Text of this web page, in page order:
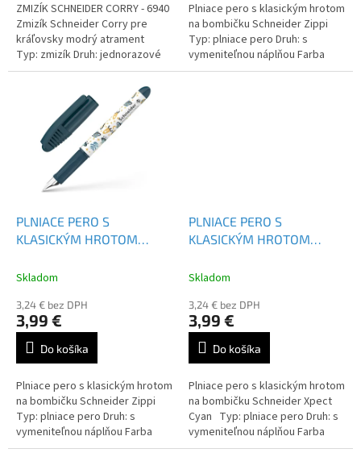
ZMIZÍK SCHNEIDER CORRY - 6940
Zmizík Schneider Corry pre
kráľovsky modrý atrament
Typ: zmizík Druh: jednorazové
Plniace pero s klasickým hrotom
na bombičku Schneider Zippi
Typ: plniace pero Druh: s
vymeniteľnou náplňou Farba
náplne: modrá
PLNIACE PERO S
KLASICKÝM HROTOM
Skladom
3,24 € bez DPH
3,99 €
Do košíka
Plniace pero s klasickým hrotom
na bombičku Schneider Zippi
Typ: plniace pero Druh: s
vymeniteľnou náplňou Farba
náplne: modrá
PLNIACE PERO S
KLASICKÝM HROTOM
Skladom
3,24 € bez DPH
3,99 €
Do košíka
Plniace pero s klasickým hrotom
na bombičku Schneider Xpect
Cyan Typ: plniace pero Druh: s
vymeniteľnou náplňou Farba
náplne: modrá